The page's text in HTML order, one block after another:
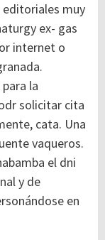
editoriales muy
ex- gas
internet o
la
solicitar cita
cata. Una
vaqueros.
el dni
y de
en